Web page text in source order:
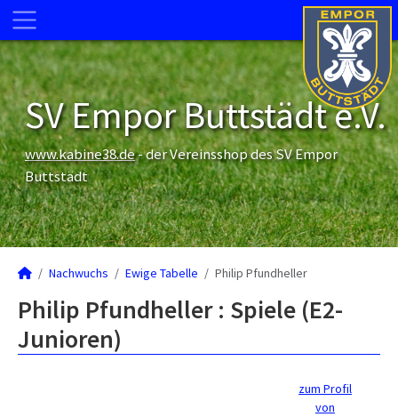
SV Empor Buttstädt e.V.
www.kabine38.de- der Vereinsshop des SV Empor
Buttstädt
Nachwuchs Ewige Tabelle Philip Pfundheller
Philip Pfundheller : Spiele (E2-
Junioren)
zum Profil
von